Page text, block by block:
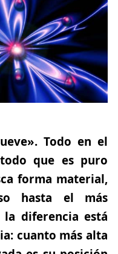
Todo en el
que es puro
forma material,
hasta el más
la diferencia está
cuanto más alta